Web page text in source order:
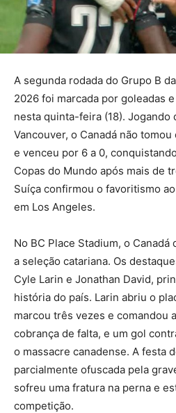
A segunda rodada do Grupo B
2026 foi marcada por goleadas
nesta quinta-feira (18). Jogando
Vancouver, o Canadá não
e venceu por 6 a 0,
Copas do Mundo após mais de
Suíça confirmou o favoritismo
em Los Angeles.
No BC Place Stadium, o
a seleção catariana. Os
Cyle Larin e Jonathan David,
história do país. Larin abriu o
marcou três vezes e comandou
cobrança de falta, e um gol
o massacre canadense. A festa
parcialmente ofuscada pela
sofreu uma fratura na perna e
competição.